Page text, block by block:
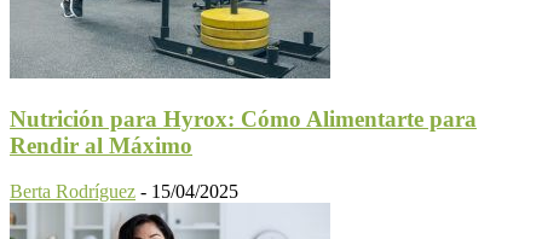
Nutrición para Hyrox: Cómo Alimentarte para
Rendir al Máximo
Berta Rodríguez - 15/04/2025